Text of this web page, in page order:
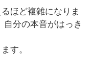
ほど複雑になりま
分の本音がはっき
す。